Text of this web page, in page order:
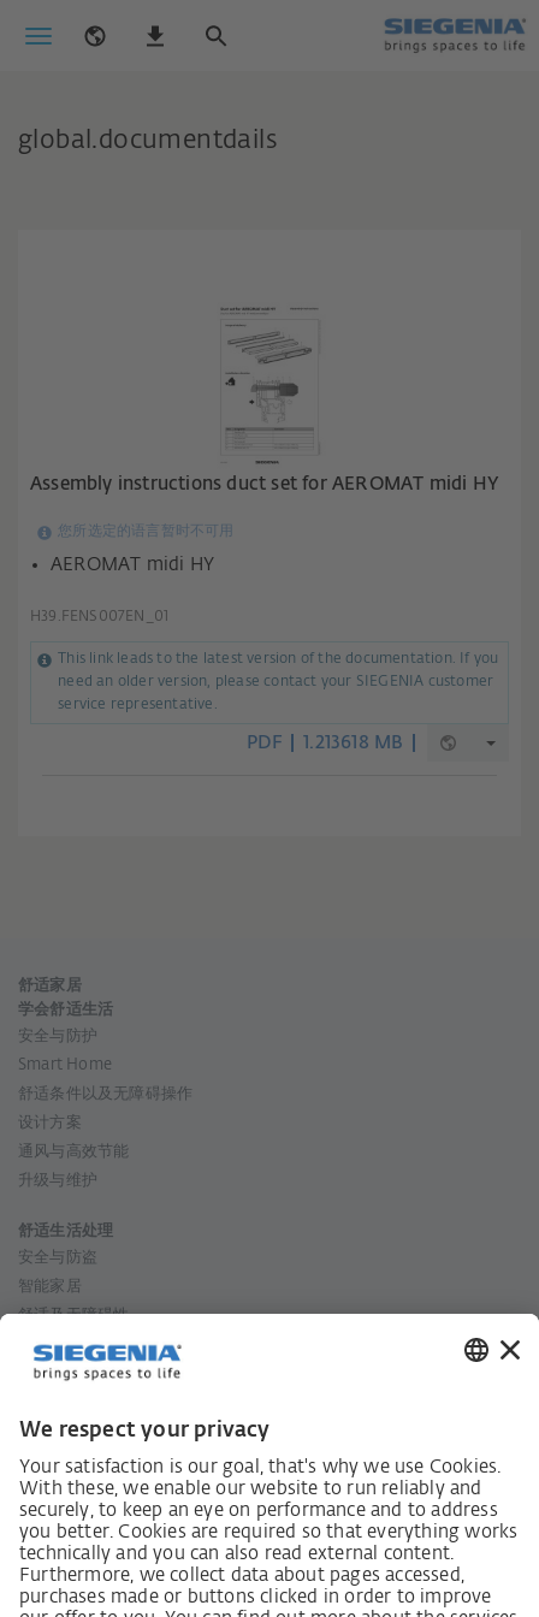
global.documentdails
Assembly instructions duct set for AEROMAT midi HY
您所选定的语言暂时不可用
AEROMAT midi HY
H39.FENS007EN_01
This link leads to the latest version of the documentation. If you
need an older version, please contact your SIEGENIA customer
service representative.
PDF 1.213618 MB
舒适家居
学会舒适生活
安全与防护
Smart Home
舒适条件以及无障碍操作
设计方案
通风与高效节能
升级与维护
舒适生活处理
安全与防盗
智能家居
舒适及无障碍性
设计
通风与能源高效利用
窗
推拉门
入户门
通风器
智能家居